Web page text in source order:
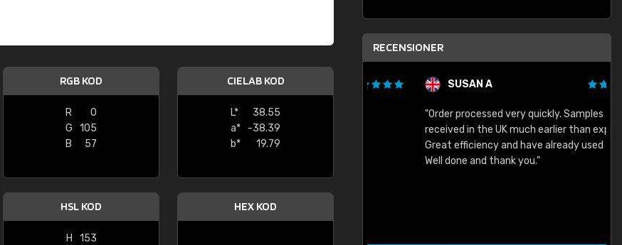
RGB KOD
R
0
G
105
B
57
CIELAB KOD
L*
38.55
a*
-38.39
b*
19.79
HSL KOD
H
153
HEX KOD
RECENSIONER
Leinster Home and
"Great product and speedy delivery"
SUSAN A
"Order processed very quickly. Samples
received in the UK much earlier than expected.
Great efficiency and have already used again.
Well done and thank you."